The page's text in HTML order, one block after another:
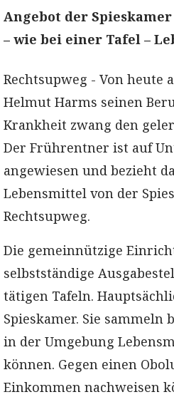
Angebot der
– wie bei einer Tafel –
Rechtsupweg - Von heute
Helmut Harms seinen
Krankheit zwang den
Der Frührentner ist auf
angewiesen und bezieht
Lebensmittel von der
Rechtsupweg.
Die gemeinnützige
selbstständige
tätigen Tafeln.
Spieskamer. Sie
in der Umgebung
können. Gegen einen
Einkommen nachweisen